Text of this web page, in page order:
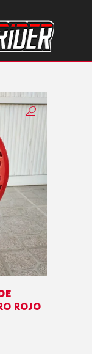
ROJO